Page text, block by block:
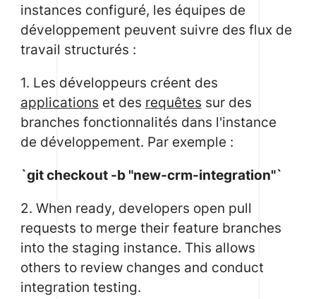
instances configuré, les équipes de
développement peuvent suivre des flux de
travail structurés :
1. Les développeurs créent des
applications et des requêtes sur des
branches fonctionnalités dans l'instance
de développement. Par exemple :
`git checkout -b "new-crm-integration"`
2. When ready, developers open pull
requests to merge their feature branches
into the staging instance. This allows
others to review changes and conduct
integration testing.